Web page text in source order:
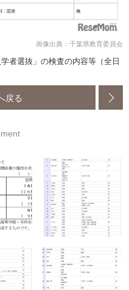
画像出典：千葉県教育委員会
者選抜」の検査の内容等（全日
戻る